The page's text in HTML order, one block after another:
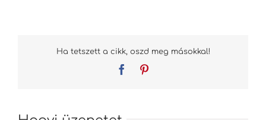
Ha tetszett a cikk, oszd meg másokkal!
Facebook